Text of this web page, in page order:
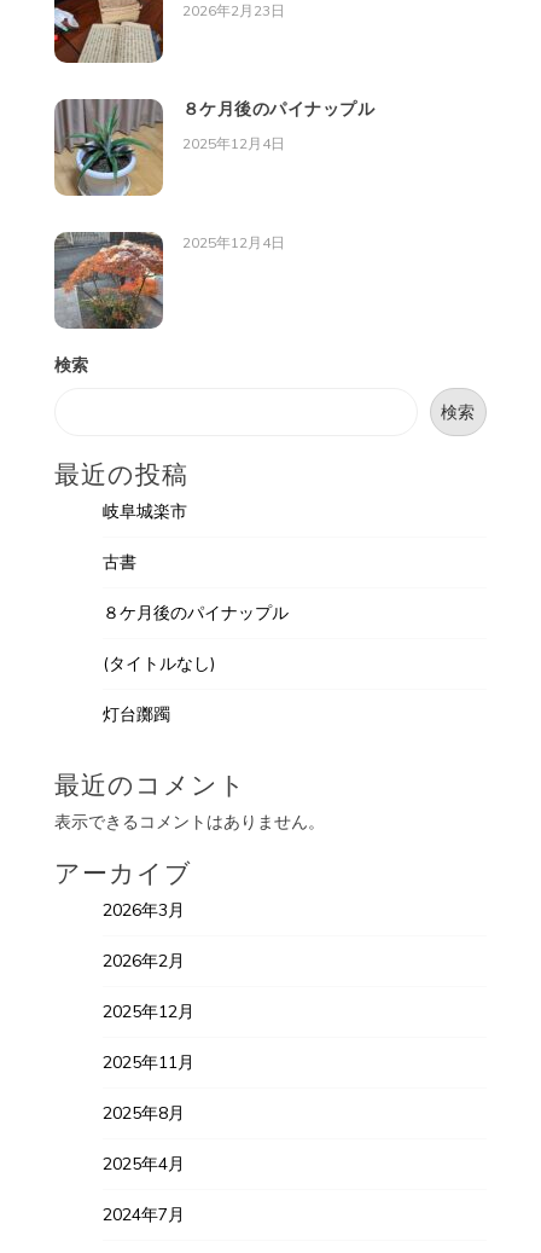
2026年2月23日
８ケ月後のパイナップル
2025年12月4日
2025年12月4日
検索
検索
最近の投稿
岐阜城楽市
古書
８ケ月後のパイナップル
(タイトルなし)
灯台躑躅
最近のコメント
表示できるコメントはありません。
アーカイブ
2026年3月
2026年2月
2025年12月
2025年11月
2025年8月
2025年4月
2024年7月